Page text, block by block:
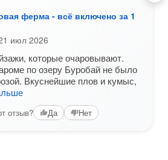
ферма - всё включено за 1
июл 2026
которые очаровывают.
по озеру Буробай не было
Вкуснейшие плов и кумыс,
отзыв? Да Нет